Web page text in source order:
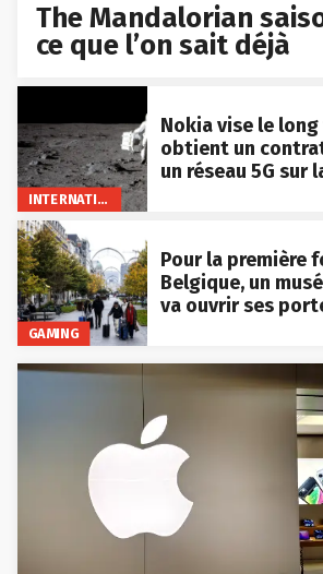
The Mandalorian
ce que l’on sait déjà
INTERNATIONAL
Nokia vise le
obtient un
un réseau 5G sur
GAMING
Pour la première
Belgique, un
va ouvrir ses